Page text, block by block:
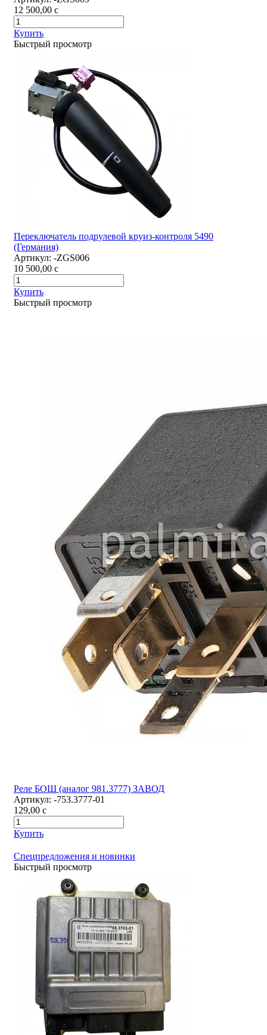
12 500,00 c
Купить
Быстрый просмотр
Переключатель подрулевой круиз-контроля 5490
(Германия)
Артикул: -ZGS006
10 500,00 c
Купить
Быстрый просмотр
Реле БОШ (аналог 981.3777) ЗАВОД
Артикул: -753.3777-01
129,00 c
Купить
Спецпредложения и новинки
Быстрый просмотр